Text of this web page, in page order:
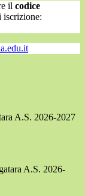
il codice
iscrizione:
A.S. 2026-2027
A.S. 2026-